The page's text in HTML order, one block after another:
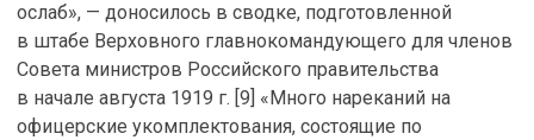
ослаб», — доносилось в сводке, подготовленной
в штабе Верховного главнокомандующего для членов
Совета министров Российского правительства
в начале августа 1919 г. [9] «Много нареканий на
офицерские укомплектования, состоящие по